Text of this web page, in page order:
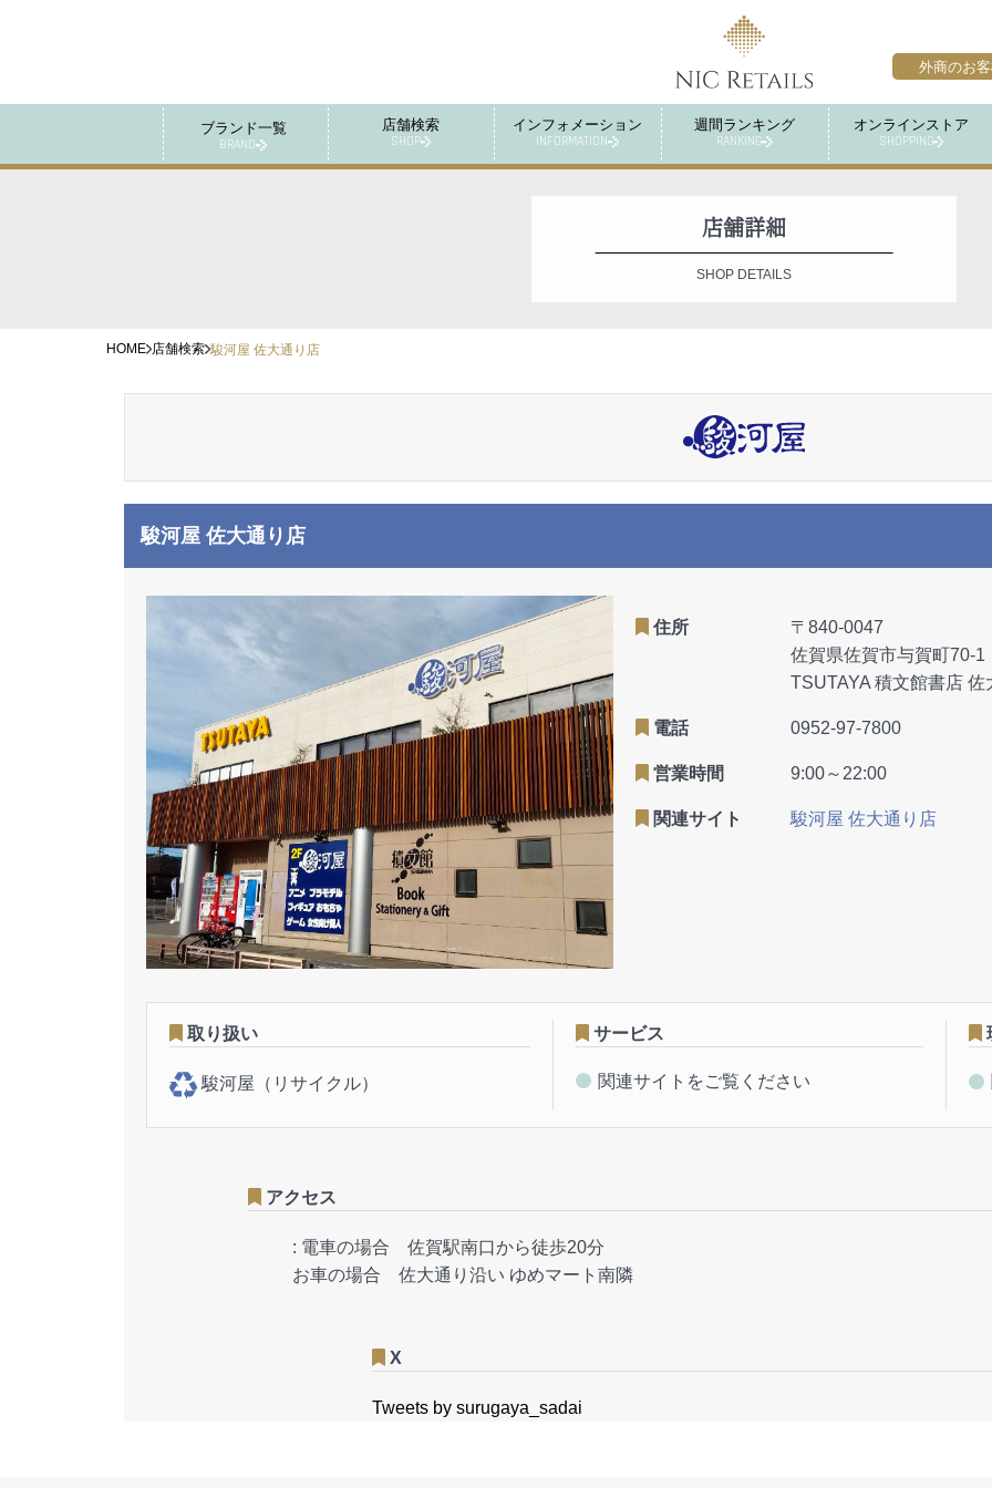
ブランド一覧
BRAND
店舗検索
SHOP
インフォメーション
INFORMATION
週間ランキング
RANKING
オンラインストア
SHOPPING
外商のお
店舗詳細
SHOP DETAILS
HOME 店舗検索 駿河屋 佐大通り店
駿河屋 佐大通り店
住所
〒840-0047
佐賀県佐賀市与賀町70-1
TSUTAYA 積文館書店 佐
電話 0952-97-7800
営業時間 9:00～22:00
関連サイト 駿河屋 佐大通り店
取り扱い
駿河屋（リサイクル）
サービス
関連サイトをご覧ください
アクセス
: 電車の場合 佐賀駅南口から徒歩20分
お車の場合 佐大通り沿い ゆめマート南隣
X
Tweets by surugaya_sadai